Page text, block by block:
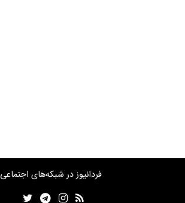
فردانیوز در شبکه‌های اجتماعی